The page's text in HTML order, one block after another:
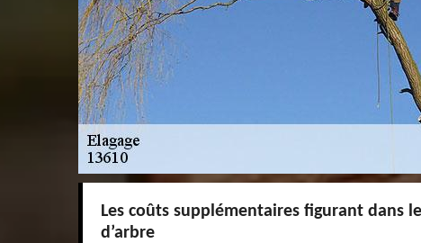
Les coûts supplémentaires figurant dans le
d’arbre